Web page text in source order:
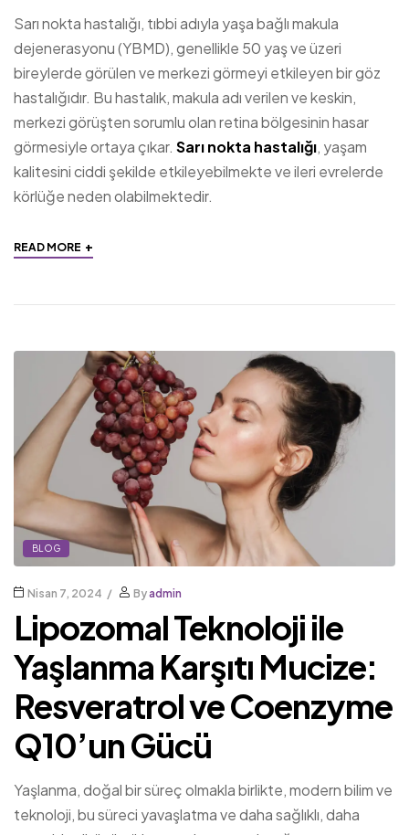
Sarı nokta hastalığı, tıbbi adıyla yaşa bağlı makula
dejenerasyonu (YBMD), genellikle 50 yaş ve üzeri
bireylerde görülen ve merkezi görmeyi etkileyen bir göz
hastalığıdır. Bu hastalık, makula adı verilen ve keskin,
merkezi görüşten sorumlu olan retina bölgesinin hasar
görmesiyle ortaya çıkar. Sarı nokta hastalığı, yaşam
kalitesini ciddi şekilde etkileyebilmekte ve ileri evrelerde
körlüğe neden olabilmektedir.
READ MORE +
BLOG
Nisan 7, 2024 Byadmin
Lipozomal Teknoloji ile
Yaşlanma Karşıtı Mucize:
Resveratrol ve Coenzyme
Q10’un Gücü
Yaşlanma, doğal bir süreç olmakla birlikte, modern bilim ve
teknoloji, bu süreci yavaşlatma ve daha sağlıklı, daha